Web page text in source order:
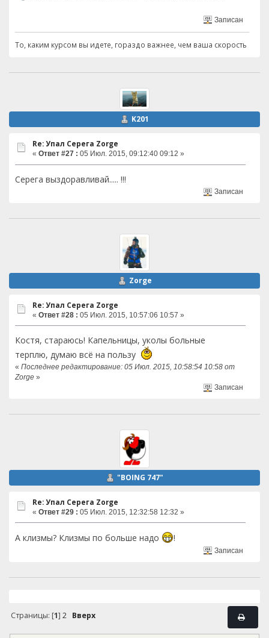
Записан
То, каким курсом вы идете, гораздо важнее, чем ваша скорость
K201
Re: Упал Серега Zorge
« Ответ #27 : 05 Июл. 2015, 09:12:40 09:12 »
Cерега выздоравливай..... !!!
Записан
Zorge
Re: Упал Серега Zorge
« Ответ #28 : 05 Июл. 2015, 10:57:06 10:57 »
Костя, стараюсь! Капельницы, уколы больные
терплю, думаю всё на пользу
« Последнее редактирование: 05 Июл. 2015, 10:58:54 10:58 от
Zorge »
Записан
"BOING 747"
Re: Упал Серега Zorge
« Ответ #29 : 05 Июл. 2015, 12:32:58 12:32 »
А клизмы? Клизмы по больше надо !
Записан
Страницы: [1] 2 Вверх